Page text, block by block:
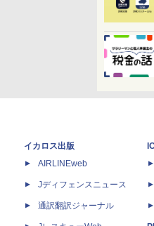
イカロス出版
AIRLINEweb
Jディフェンスニュース
通訳翻訳ジャーナル